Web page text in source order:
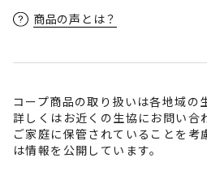
商品の声とは？
コープ商品の取り扱いは各地域の
詳しくはお近くの生協にお問い合
ご家庭に保管されていることを考
は情報を公開しています。